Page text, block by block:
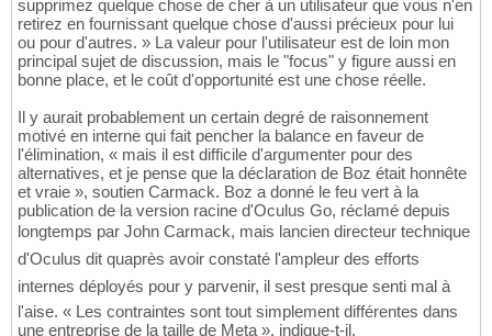
supprimez quelque chose de cher à un utilisateur que vous n'en
retirez en fournissant quelque chose d'aussi précieux pour lui
ou pour d'autres. » La valeur pour l'utilisateur est de loin mon
principal sujet de discussion, mais le "focus" y figure aussi en
bonne place, et le coût d'opportunité est une chose réelle.
Il y aurait probablement un certain degré de raisonnement
motivé en interne qui fait pencher la balance en faveur de
l'élimination, « mais il est difficile d'argumenter pour des
alternatives, et je pense que la déclaration de Boz était honnête
et vraie », soutien Carmack. Boz a donné le feu vert à la
publication de la version racine d'Oculus Go, réclamé depuis
longtemps par John Carmack, mais lancien directeur technique
d'Oculus dit quaprès avoir constaté l'ampleur des efforts
internes déployés pour y parvenir, il sest presque senti mal à
l'aise. « Les contraintes sont tout simplement différentes dans
une entreprise de la taille de Meta », indique-t-il.